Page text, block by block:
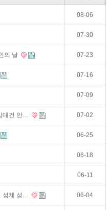
08-06
07-30
의 날 07-23
07-16
07-09
대건 안… 07-02
06-25
06-18
06-11
성체 성… 06-04